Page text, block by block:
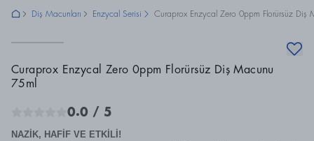
Diş Macunları Enzycal Serisi Curaprox Enzycal Zero 0ppm Florürsüz Diş
Curaprox Enzycal Zero 0ppm Florürsüz Diş Macunu
75ml
0.0 / 5
NAZİK, HAFİF VE ETKİLİ!